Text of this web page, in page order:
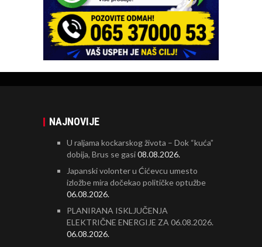
NAJNOVIJE
U raljama kockarskog života – Dok “kuća”
dobija, Brus se gasi08.08.2026.
Japanski volonter u Ćićevcu umesto
izložbe mira dočekao političke optužbe
06.08.2026.
PLANIRANA ISKLJUČENJA
ELEKTRIČNE ENERGIJE ZA 06.08.2026.
06.08.2026.